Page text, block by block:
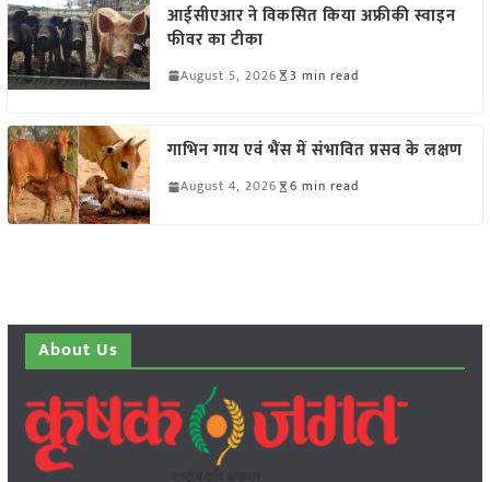
आईसीएआर ने विकसित किया अफ्रीकी स्वाइन
फीवर का टीका
August 5, 2026 3 min read
गाभिन गाय एवं भैंस में संभावित प्रसव के लक्षण
August 4, 2026 6 min read
About Us